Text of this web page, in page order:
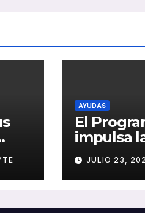
AYUDAS
El
impulsa
conJULIO 23,